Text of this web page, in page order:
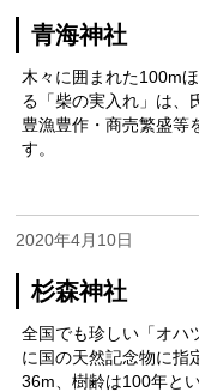
青海神社
木々に囲まれた100m
る「柴の実入れ」は、
豊漁豊作・商売繁盛等
す。
杉森神社
2020年4月10日
全国でも珍しい「オハ
に国の天然記念物に指
36m、樹齢は100年と